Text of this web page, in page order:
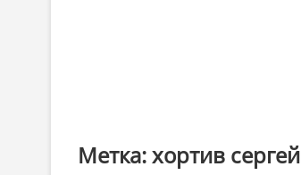
Метка:хортив сергей